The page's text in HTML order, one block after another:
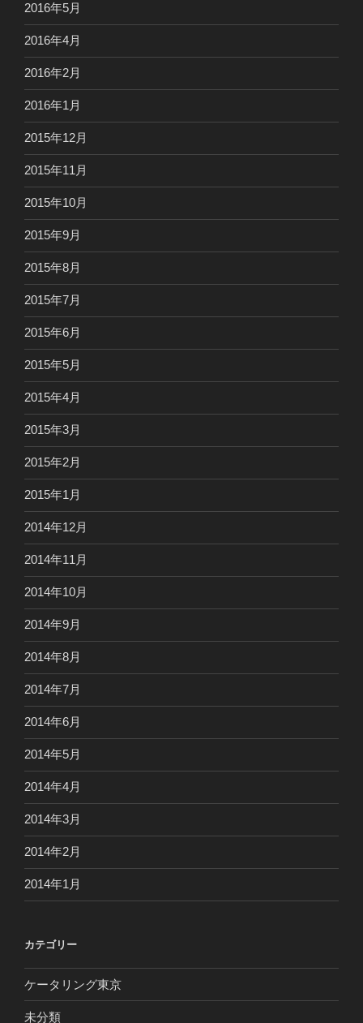
2016年5月
2016年4月
2016年2月
2016年1月
2015年12月
2015年11月
2015年10月
2015年9月
2015年8月
2015年7月
2015年6月
2015年5月
2015年4月
2015年3月
2015年2月
2015年1月
2014年12月
2014年11月
2014年10月
2014年9月
2014年8月
2014年7月
2014年6月
2014年5月
2014年4月
2014年3月
2014年2月
2014年1月
カテゴリー
ケータリング東京
未分類